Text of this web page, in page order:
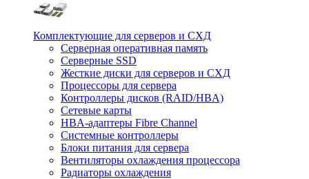
Комплектующие для серверов и СХД
Серверная оперативная память
Серверные SSD
Жесткие диски для серверов и СХД
Процессоры для сервера
Контроллеры дисков (RAID/HBA)
Сетевые карты
HBA-адаптеры Fibre Channel
Системные контроллеры
Блоки питания для сервера
Вентиляторы охлаждения процессора
Радиаторы охлаждения